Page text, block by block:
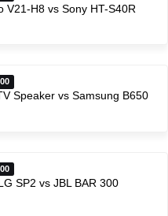
V21-H8 vs Sony HT-S40R
Speaker vs Samsung B650
SP2 vs JBL BAR 300